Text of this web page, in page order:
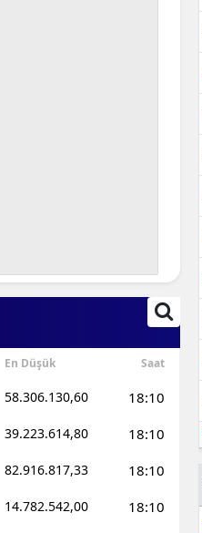
En Düşük Saat
58.306.130,60 18:10
39.223.614,80 18:10
82.916.817,33 18:10
14.782.542,00 18:10